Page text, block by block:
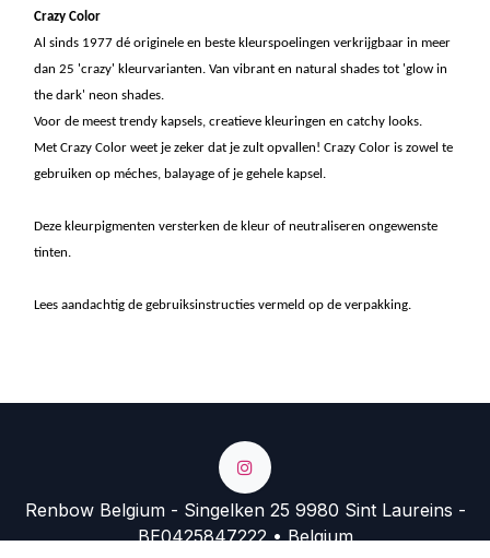
Crazy Color
Al sinds 1977 dé originele en beste kleurspoelingen verkrijgbaar in meer
dan 25 'crazy' kleurvarianten. Van vibrant en natural shades tot 'glow in
the dark' neon shades.
Voor de meest trendy kapsels, creatieve kleuringen en catchy looks.
Met Crazy Color weet je zeker dat je zult opvallen! Crazy Color is zowel te
gebruiken op méches, balayage of je gehele kapsel.
Deze kleurpigmenten versterken de kleur of neutraliseren ongewenste
tinten.
Lees aandachtig de gebruiksinstructies vermeld op de verpakking.
Renbow Belgium - Singelken 25 9980 Sint Laureins -
BE0425847222 • Belgium